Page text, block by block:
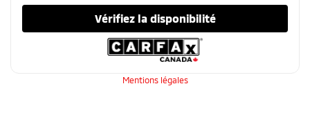
Vérifiez la disponibilité
Mentions légales